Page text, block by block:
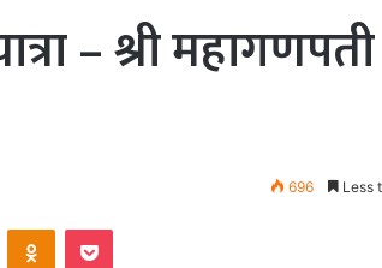
– श्री महागणपती
696 Less